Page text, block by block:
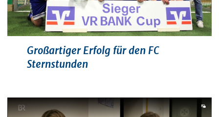
Großartiger Erfolg für den FC
Sternstunden